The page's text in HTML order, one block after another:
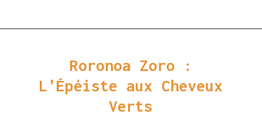
Roronoa Zoro :
L'Épéiste aux Cheveux
Verts